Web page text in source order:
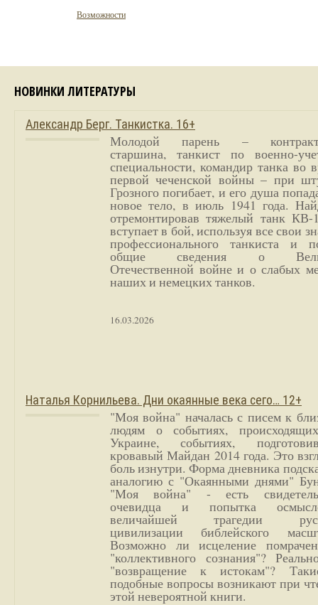
Возможности
НОВИНКИ ЛИТЕРАТУРЫ
Александр Берг. Танкистка. 16+
Молодой парень –
старшина, танкист по военно-
специальности, командир танка во
первой чеченской войны – при
Грозного погибает, и его душа
новое тело, в июль 1941 года.
отремонтировав тяжелый танк
вступает в бой, используя все свои
профессионального танкиста и
общие сведения о
Отечественной войне и о слабых
наших и немецких танков.
16.03.2026
Наталья Корнильева. Дни окаянные века сего… 12+
"Моя война" началась с писем к
людям о событиях,
Украине, событиях,
кровавый Майдан 2014 года. Это
боль изнутри. Форма дневника
аналогию с "Окаянными днями"
"Моя война" - есть
очевидца и попытка
величайшей трагедии
цивилизации библейского
Возможно ли исцеление
"коллективного сознания"?
"возвращение к истокам"?
подобные вопросы возникают при
этой невероятной книги.